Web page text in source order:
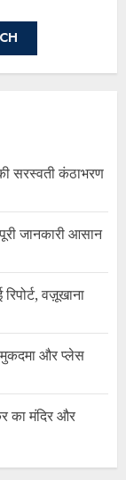
सरस्वती कंठाभरण
जानकारी आसान
वज़ूखाना
मुकदमा और प्लेस
का मंदिर और